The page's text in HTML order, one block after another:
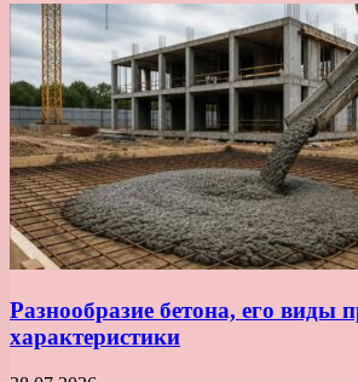
Разнообразие бетона, его виды
характеристики